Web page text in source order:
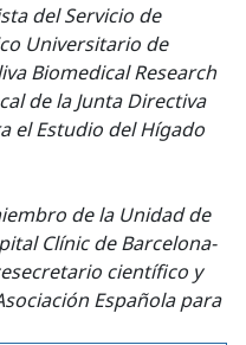
del Servicio de
Universitario de
Biomedical Research
de la Junta Directiva
el Estudio del Hígado
de la Unidad de
Clínic de Barcelona-
científico y
Española para